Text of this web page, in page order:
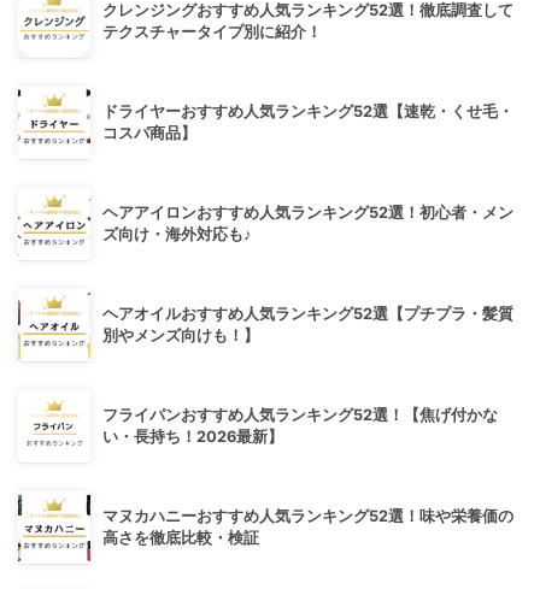
クレンジングおすすめ人気ランキング52選！徹底調査して
テクスチャータイプ別に紹介！
ドライヤーおすすめ人気ランキング52選【速乾・くせ毛・
コスパ商品】
ヘアアイロンおすすめ人気ランキング52選！初心者・メン
ズ向け・海外対応も♪
ヘアオイルおすすめ人気ランキング52選【プチプラ・髪質
別やメンズ向けも！】
フライパンおすすめ人気ランキング52選！【焦げ付かな
い・長持ち！2026最新】
マヌカハニーおすすめ人気ランキング52選！味や栄養価の
高さを徹底比較・検証